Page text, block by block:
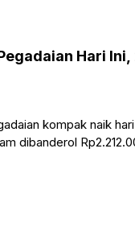
Hari
kompak naik
dibanderol